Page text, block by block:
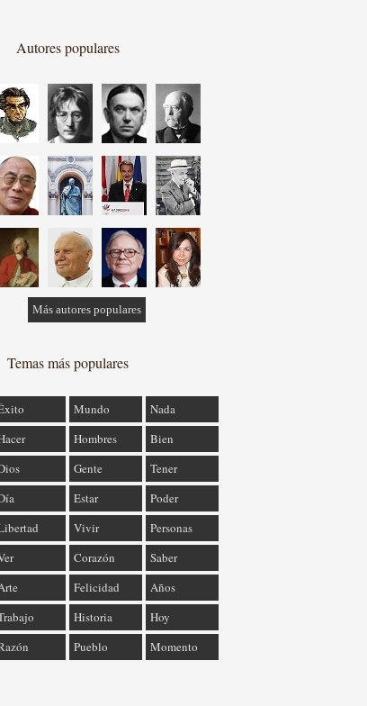
Autores populares
Más autores populares
Temas más populares
Mundo
Nada
Hombres
Bien
Gente
Tener
Estar
Poder
Vivir
Personas
Corazón
Saber
Felicidad
Años
Historia
Hoy
Pueblo Momento